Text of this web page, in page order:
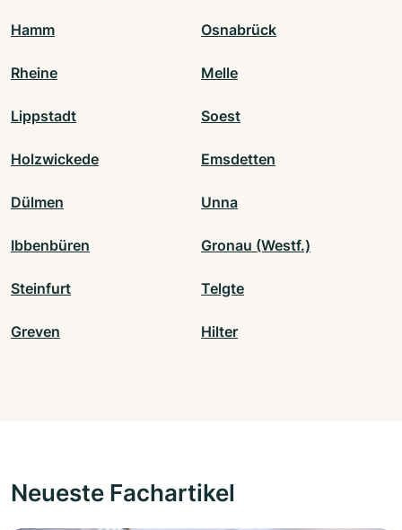
Hamm Osnabrück
Rheine Melle
Lippstadt Soest
Holzwickede Emsdetten
Dülmen Unna
Ibbenbüren Gronau (Westf.)
Steinfurt Telgte
Greven Hilter
Neueste Fachartikel